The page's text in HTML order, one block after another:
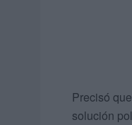
Precisó
solución